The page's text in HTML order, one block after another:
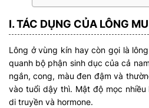
I. TÁC DỤNG CỦA LÔNG MU
Lông ở vùng kín hay còn gọi là
quanh bộ phận sinh dục của cả
ngắn, cong, màu đen đậm và
vào tuổi dậy thì. Mật độ mọc
di truyền và hormone.